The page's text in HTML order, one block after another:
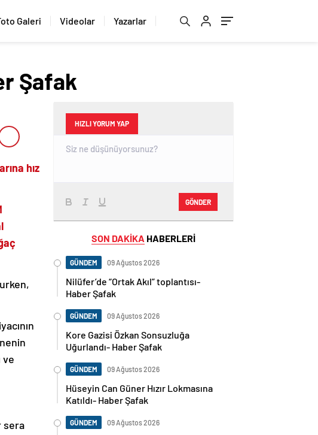
Galeri Videolar Yazarlar
Şafak
hız
ve
sera
HIZLI YORUM YAP
GÖNDER
SON DAKİKA HABERLERİ
GÜNDEM 09 Ağustos 2026
Nilüfer’de “Ortak Akıl” toplantısı-
Haber Şafak
GÜNDEM 09 Ağustos 2026
Kore Gazisi Özkan Sonsuzluğa
Uğurlandı- Haber Şafak
GÜNDEM 09 Ağustos 2026
Hüseyin Can Güner Hızır Lokmasına
Katıldı- Haber Şafak
GÜNDEM 09 Ağustos 2026